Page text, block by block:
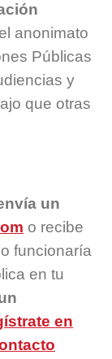
anonimato
Públicas
y
que otras
un
o recibe
funcionaría
en tu
en